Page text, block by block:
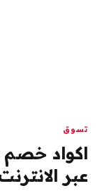
تسوق
اكواد خصم
عبر